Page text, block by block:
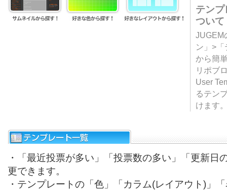
テン
ついて
JUGEM
ン」>
から簡
リポブ
User
るテン
けます
・「最近投票が多い」「投票数の多い」「更新日
更できます。
・テンプレートの「色」「カラム(レイアウト)」